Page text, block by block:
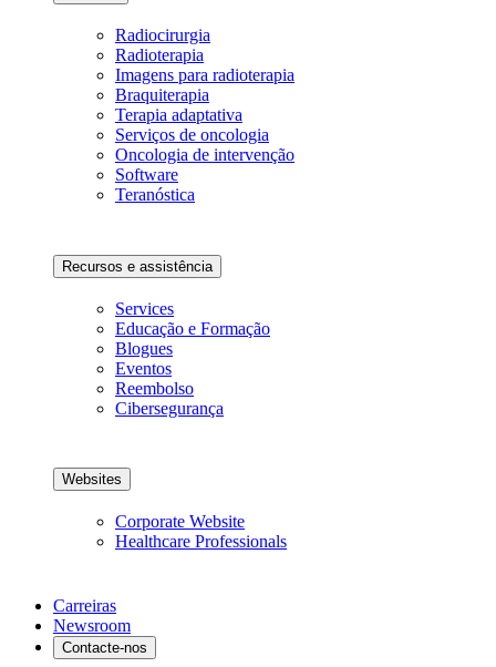
Radiocirurgia
Radioterapia
Imagens para radioterapia
Braquiterapia
Terapia adaptativa
Serviços de oncologia
Oncologia de intervenção
Software
Teranóstica
Recursos e assistência
Services
Educação e Formação
Blogues
Eventos
Reembolso
Cibersegurança
Websites
Corporate Website
Healthcare Professionals
Carreiras
Newsroom
Contacte-nos